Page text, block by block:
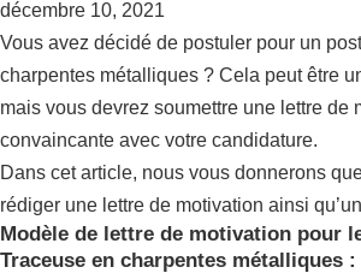
décembre 10, 2021
Vous avez décidé de postuler pour un
charpentes métalliques ? Cela peut être
mais vous devrez soumettre une lettre de
convaincante avec votre candidature.
Dans cet article, nous vous donnerons
rédiger une lettre de motivation ainsi
Modèle de lettre de motivation pour
Traceuse en charpentes métalliques :